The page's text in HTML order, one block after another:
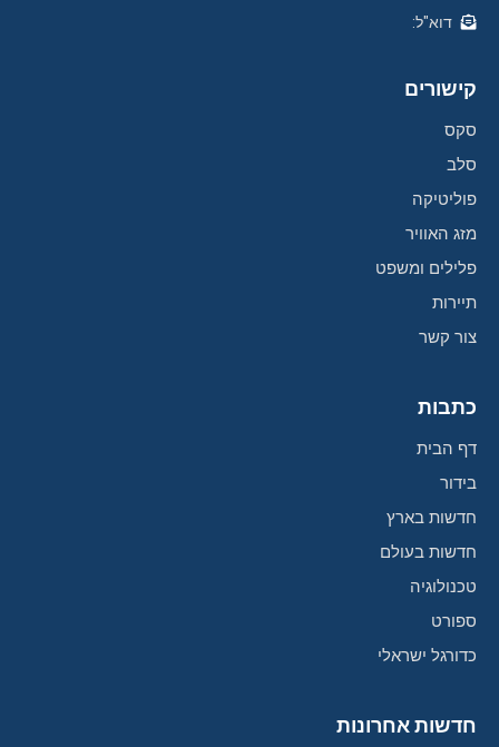
דוא"ל:
קישורים
סקס
סלב
פוליטיקה
מזג האוויר
פלילים ומשפט
תיירות
צור קשר
כתבות
דף הבית
בידור
חדשות בארץ
חדשות בעולם
טכנולוגיה
ספורט
כדורגל ישראלי
חדשות אחרונות